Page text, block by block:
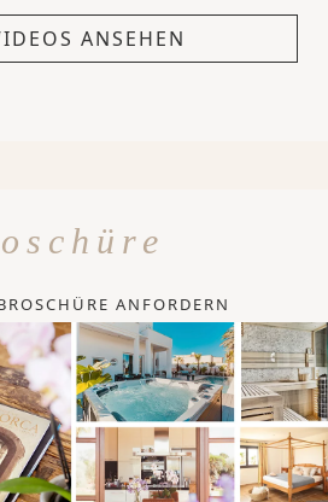
ANSEHEN
ANFORDERN